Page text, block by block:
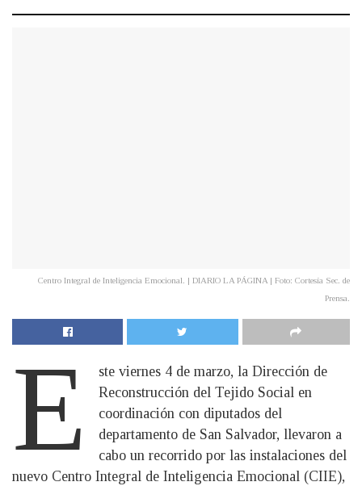
Centro Integral de Inteligencia Emocional. | DIARIO LA PÁGINA | Foto: Cortesía Sec. de
Prensa.
E
ste viernes 4 de marzo, la Dirección de
Reconstrucción del Tejido Social en
coordinación con diputados del
departamento de San Salvador, llevaron a
cabo un recorrido por las instalaciones del
nuevo Centro Integral de Inteligencia Emocional (CIIE),